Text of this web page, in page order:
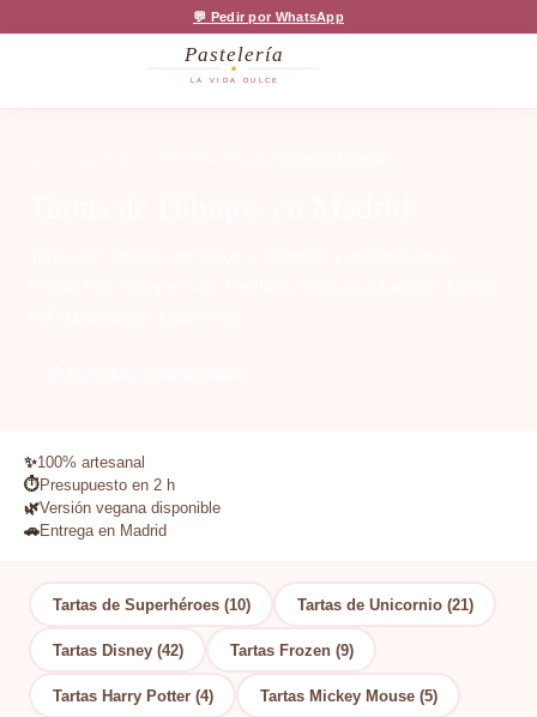
💬 Pedir por WhatsApp
Pastelería
LA VIDA DULCE
✨100% artesanal
⏱️Presupuesto en 2 h
🌿Versión vegana disponible
🚗Entrega en Madrid
Tartas de Superhéroes (10) Tartas de Unicornio (21)
Tartas Disney (42) Tartas Frozen (9)
Tartas Harry Potter (4) Tartas Mickey Mouse (5)